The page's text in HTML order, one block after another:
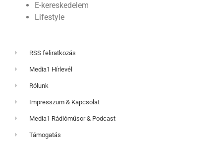
E-kereskedelem
Lifestyle
RSS feliratkozás
Media1 Hírlevél
Rólunk
Impresszum & Kapcsolat
Media1 Rádióműsor & Podcast
Támogatás